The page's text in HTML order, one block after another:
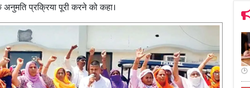
प्रक्रिया पूरी करने को कहा।